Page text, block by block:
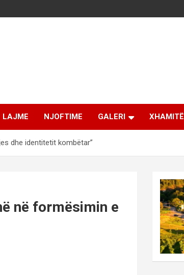
LAJME NJOFTIME GALERI XHAMITË
dhe identitetit kombëtar”
në formësimin e